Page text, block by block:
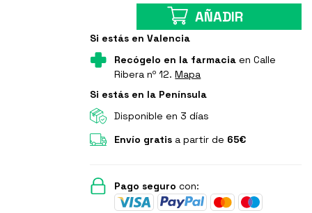
AÑADIR
Si estás en Valencia
Recógelo en la farmacia en Calle
Ribera nº 12.Mapa
Si estás en la Península
Disponible en 3 días
Envío gratis a partir de 65€
Pago seguro con: